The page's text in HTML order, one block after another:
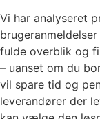
Vi har analyseret
fulde overblik og
– uanset om du
vil spare tid og
leverandører der